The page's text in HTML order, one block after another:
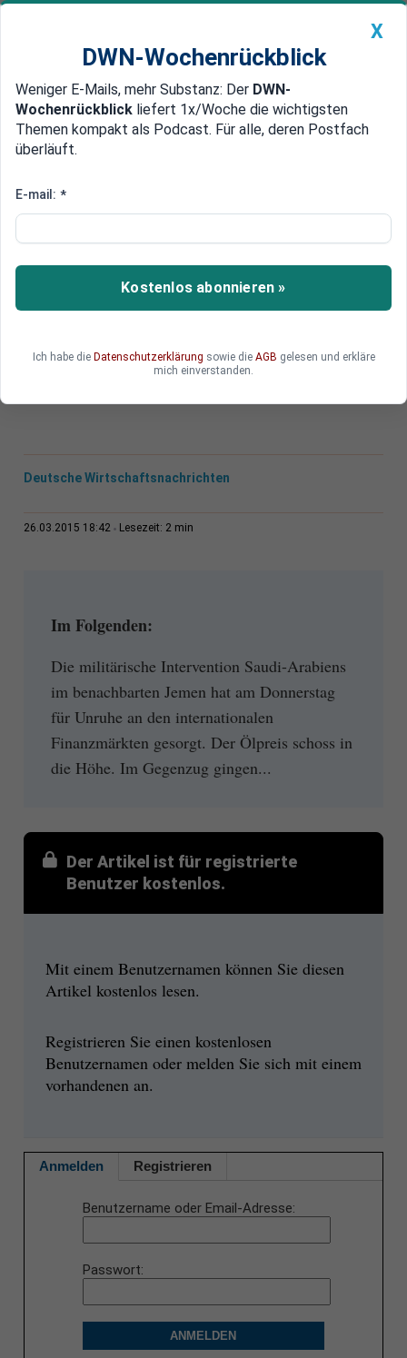
Newsticker MEIN DWN: Geldanlage Premium
Edelmetalle DWN-Magazin China
„Der neue Faktor“
Börse: Dax schließt im Minus
Die Fed macht Ernst: heute haben gleich zwei
stimmberechtigte Fed-Mitglieder klar gesagt,
dass die Notenbank im Sommer die Zinsen
anheben wird. Nach dem gestrigen Abverkauf
wichtiger ist der neue Faktor Jemen und der
möglicherweise sich ausweitende Konflikt
Deutsche Wirtschaftsnachrichten
26.03.2015 18:42 Lesezeit: 2 min
Im Folgenden:
Die militärische Intervention Saudi-Arabiens
im benachbarten Jemen hat am Donnerstag
für Unruhe an den internationalen
Finanzmärkten gesorgt. Der Ölpreis schoss in
die Höhe. Im Gegenzug gingen...
Der Artikel ist für registrierte
Benutzer kostenlos.
Mit einem Benutzernamen können Sie diesen
Artikel kostenlos lesen.
Registrieren Sie einen kostenlosen
Benutzernamen oder melden Sie sich mit einem
vorhandenen an.
Anmelden Registrieren
Benutzername oder Email-Adresse
Passwort
ANMELDEN
X
DWN-Wochenrückblick
Weniger E-Mails, mehr Substanz: Der DWN-
Wochenrückblick liefert 1x/Woche die wichtigsten
Themen kompakt als Podcast. Für alle, deren Postfach
überläuft.
E-mail: *
Kostenlos abonnieren »
Ich habe die Datenschutzerklärung sowie die AGB gelesen und erkläre
mich einverstanden.